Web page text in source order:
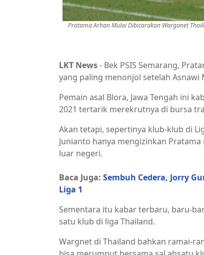
Pratama Arhan Mulai Dibicarakan Warganet
LKT News- Bek PSIS Semarang,
yang paling menonjol setelah Asnawi
Pemain asal Blora, Jawa Tengah ini
2021 tertarik merekrutnya di bursa
Akan tetapi, sepertinya klub-klub di
Junianto hanya mengizinkan
luar negeri.
Baca Juga: Sembuh Cedera, Jorry
Liga 1
Sementara itu kabar terbaru, baru-
satu klub di liga Thailand.
Wargnet di Thailand bahkan ramai-